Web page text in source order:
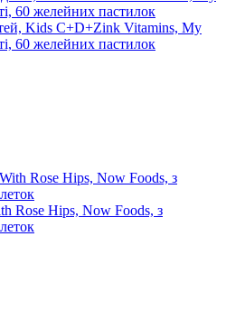
Kids C+D+Zink Vitamins, My
60 желейних пастилок
Rose Hips, Now Foods, з